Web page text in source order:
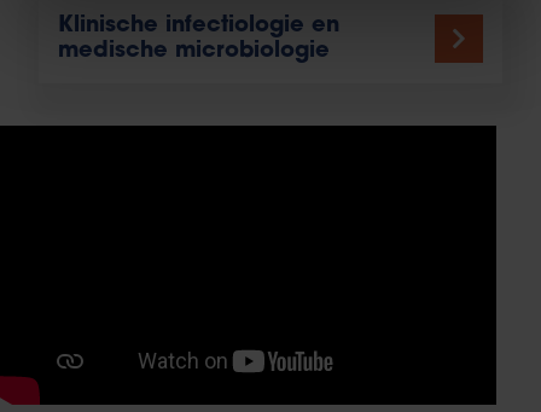
Klinische infectiologie en
medische microbiologie